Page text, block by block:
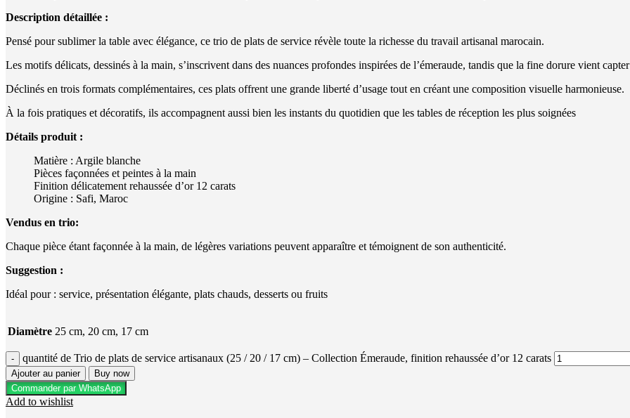
Description détaillée :
Pensé pour sublimer la table avec élégance, ce trio de plats de service révèle toute la richesse du travail artisanal marocain.
Les motifs délicats, dessinés à la main, s’inscrivent dans des nuances profondes inspirées de l’émeraude, tandis que la fine dorure vient
Déclinés en trois formats complémentaires, ces plats offrent une grande liberté d’usage tout en créant une composition visuelle harmonieuse.
À la fois pratiques et décoratifs, ils accompagnent aussi bien les instants du quotidien que les tables de réception les plus soignées
Détails produit :
Matière : Argile blanche
Pièces façonnées et peintes à la main
Finition délicatement rehaussée d’or 12 carats
Origine : Safi, Maroc
Vendus en trio:
Chaque pièce étant façonnée à la main, de légères variations peuvent apparaître et témoignent de son authenticité.
Suggestion :
Idéal pour : service, présentation élégante, plats chauds, desserts ou fruits
Diamètre 25 cm, 20 cm, 17 cm
quantité de Trio de plats de service artisanaux (25 / 20 / 17 cm) – Collection Émeraude, finition rehaussée d’or 12 carats
Ajouter au panier
Buy now
Commander par WhatsApp
Add to wishlist